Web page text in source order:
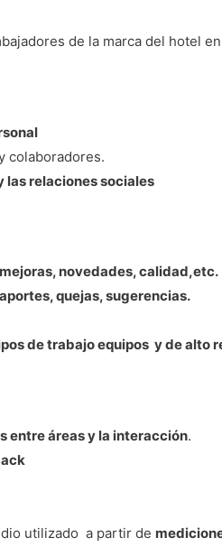
de la marca del hotel
colaboradores.
las relaciones sociales
novedades, calidad,etc.
quejas, sugerencias.
de trabajo equipos y de alto
entre áreas y la interacción.
utilizado a partir de